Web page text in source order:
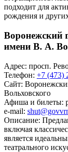
подходит для
рождения и
Воронежский
имени В. А.
Адрес: просп.
Телефон: +7 (473)
Сайт:
Вольховского
Афиша и билеты:
e-mail:
Описание:
включая
является
театрального